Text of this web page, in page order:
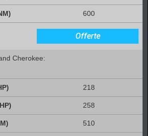
600
Offerte
Cherokee:
218
258
510